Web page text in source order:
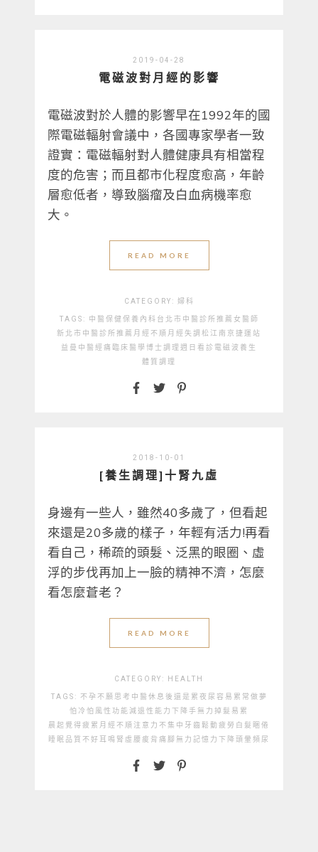
2019-04-28
電磁波對月經的影響
電磁波對於人體的影響早在1992年的國
際電磁輻射會議中，各國專家學者一致
證實：電磁輻射對人體健康具有相當程
度的危害；而且都市化程度愈高，年齡
層愈低者，導致腦瘤及白血病機率愈
大。
READ MORE
CATEGORY: 婦科
TAGS: 中醫 保健保養 內科 台北市中醫診所推薦 女醫師
新北市中醫診所推薦 月經不順 月經失調 松江南京捷運站
益曼中醫 經痛 臨床醫學博士調理 週日看診 電磁波 養生
體質調理
2018-10-01
[養生調理]十腎九虛
身邊有一些人，雖然40多歲了，但看起
來還是20多歲的樣子，年輕有活力!再看
看自己，稀疏的頭髮、泛黑的眼圈、虛
浮的步伐再加上一臉的精神不濟，怎麼
看怎麼蒼老？
READ MORE
CATEGORY: HEALTH
TAGS: 不孕 不願思考 中醫 休息後還是累 夜尿 容易累 常做夢
怕冷怕風性功能減退 性能力下降手無力 掉髮 易累
晨起覺得疲累 月經不順 注意力不集中 牙齒鬆動 疲勞 白髮 睏倦
睡眠品質不好耳鳴 腎虛 腰痠背痛 腳無力 記憶力下降 頭暈 頻尿